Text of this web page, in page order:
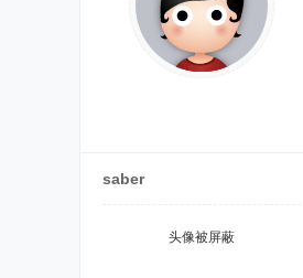
saber
头像被屏蔽